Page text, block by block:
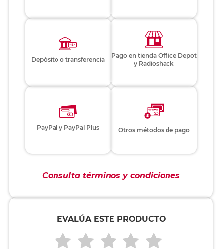
Depósito o transferencia
Pago en tienda Office Depot
y Radioshack
PayPal y PayPal Plus Otros métodos de pago
Consulta términos y condiciones
EVALÚA ESTE PRODUCTO